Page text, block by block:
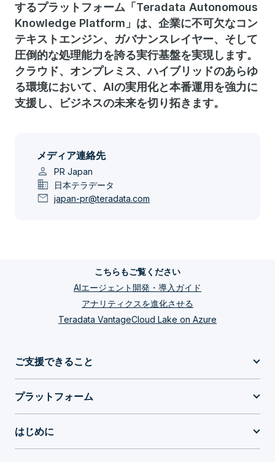
するプラットフォーム「Teradata Autonomous
Knowledge Platform」は、企業に不可欠なコン
テキストエンジン、ガバナンスレイヤー、そして
圧倒的な処理能力を誇る実行基盤を実現します。
クラウド、オンプレミス、ハイブリッドのあらゆ
る環境において、AIの実用化と本番運用を強力に
支援し、ビジネスの未来を切り拓きます。
メディア連絡先
person PR Japan
domain 日本テラデータ
mail japan-pr@teradata.com
こちらもご覧ください
AIエージェント開発・導入ガイド
アナリティクスを進化させる
Teradata VantageCloud Lake on Azure
ご支援できること
プラットフォーム
はじめに